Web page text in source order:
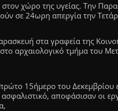
χώρο της υγείας. Την
σε 24ωρη απεργία την
στα γραφεία της
αρχαιολογικό τμήμα του
15ήμερο του Δεκεμβρίου
αποφάσισαν οι